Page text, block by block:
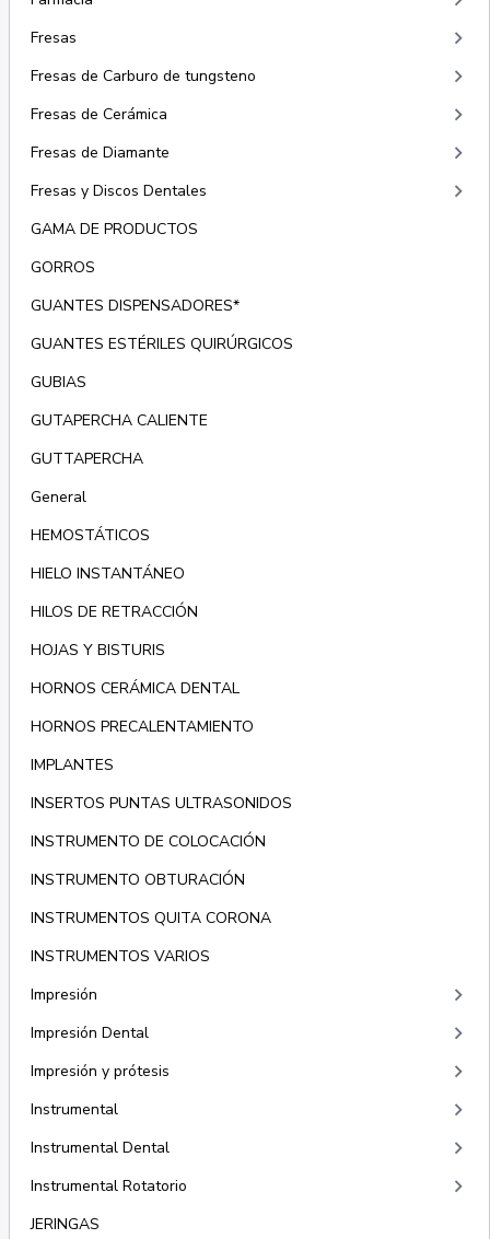
Fresas keyboard_arrow_right
Fresas de Carburo de tungsteno keyboard_arrow_right
Fresas de Cerámica keyboard_arrow_right
Fresas de Diamante keyboard_arrow_right
Fresas y Discos Dentales keyboard_arrow_right
GAMA DE PRODUCTOS
GORROS
GUANTES DISPENSADORES*
GUANTES ESTÉRILES QUIRÚRGICOS
GUBIAS
GUTAPERCHA CALIENTE
GUTTAPERCHA
General
HEMOSTÁTICOS
HIELO INSTANTÁNEO
HILOS DE RETRACCIÓN
HOJAS Y BISTURIS
HORNOS CERÁMICA DENTAL
HORNOS PRECALENTAMIENTO
IMPLANTES
INSERTOS PUNTAS ULTRASONIDOS
INSTRUMENTO DE COLOCACIÓN
INSTRUMENTO OBTURACIÓN
INSTRUMENTOS QUITA CORONA
INSTRUMENTOS VARIOS
Impresión
keyboard_arrow_right
Impresión Dental keyboard_arrow_right
Impresión y prótesis keyboard_arrow_right
Instrumental keyboard_arrow_right
Instrumental Dental keyboard_arrow_right
Instrumental Rotatorio keyboard_arrow_right
JERINGAS